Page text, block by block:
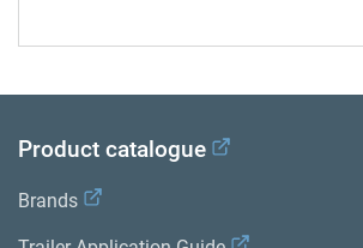
Product catalogue
Brands